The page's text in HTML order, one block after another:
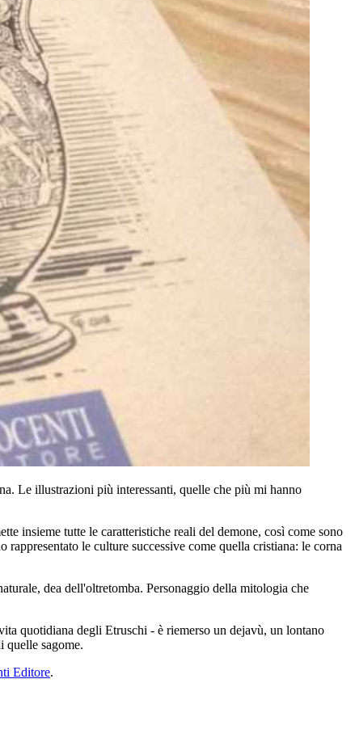
Le illustrazioni più interessanti, quelle che più mi hanno
insieme tutte le caratteristiche reali del demone, così come sono
le culture successive come quella cristiana: le corna
dea dell'oltretomba. Personaggio della mitologia che
quotidiana degli Etruschi - è riemerso un dejavù, un lontano
quelle sagome.
Editore.